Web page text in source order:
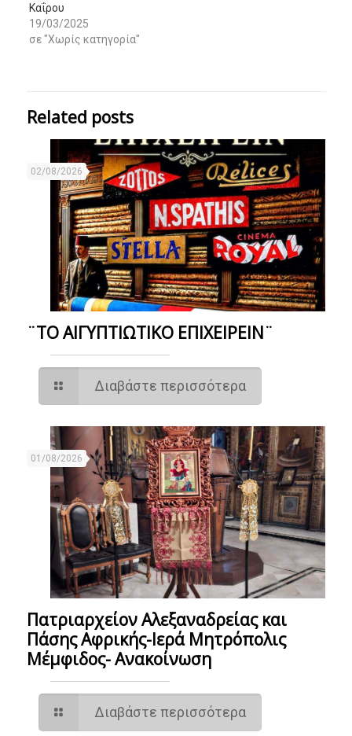
Καΐρου
19/03/2025
σε "Χωρίς κατηγορία"
Related posts
02/08/2026
¨ΤΟ ΑΙΓΥΠΤΙΩΤΙΚΟ ΕΠΙΧΕΙΡΕΙΝ¨
Διαβάστε περισσότερα
01/08/2026
Πατριαρχείον Αλεξαναδρείας και
Πάσης Αφρικής-Ιερά Μητρόπολις
Μέμφιδος- Ανακοίνωση
Διαβάστε περισσότερα